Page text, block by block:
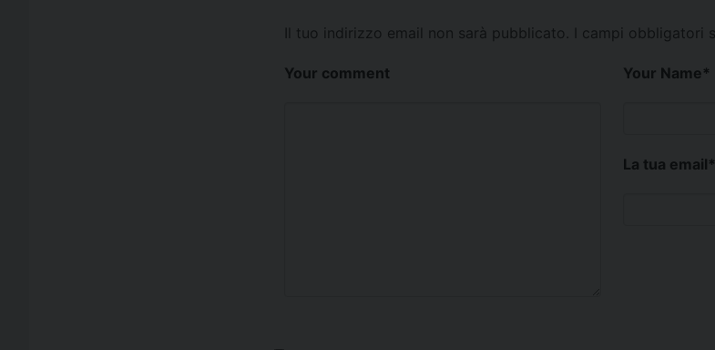
Il tuo indirizzo email non sarà pubblicato. I campi obbligatori
Your comment Your Name*
La tua email*